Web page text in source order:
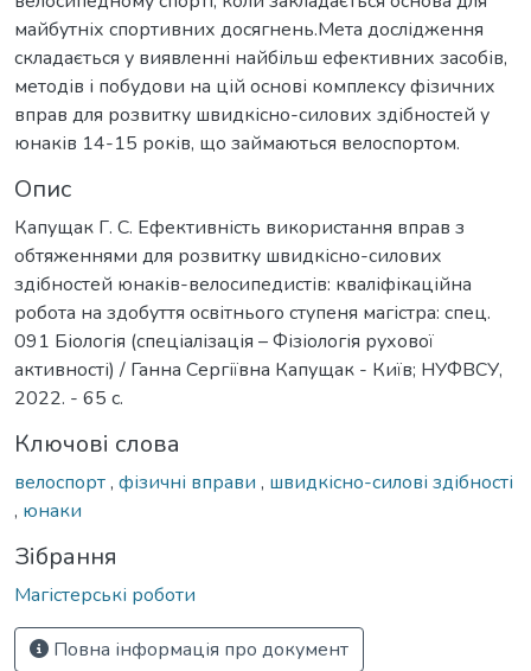
майбутніх спортивних досягнень.Мета дослідження
складається у виявленні найбільш ефективних засобів,
методів і побудови на цій основі комплексу фізичних
вправ для розвитку швидкісно-силових здібностей у
юнаків 14-15 років, що займаються велоспортом.
Опис
Капущак Г. С. Ефективність використання вправ з
обтяженнями для розвитку швидкісно-силових
здібностей юнаків-велосипедистів: кваліфікаційна
робота на здобуття освітнього ступеня магістра: спец.
091 Біологія (спеціалізація – Фізіологія рухової
активності) / Ганна Сергіївна Капущак - Київ; НУФВСУ,
2022. - 65 с.
Ключові слова
велоспорт, фізичні вправи , швидкісно-силові здібності
, юнаки
Зібрання
Магістерські роботи
Повна інформація про документ